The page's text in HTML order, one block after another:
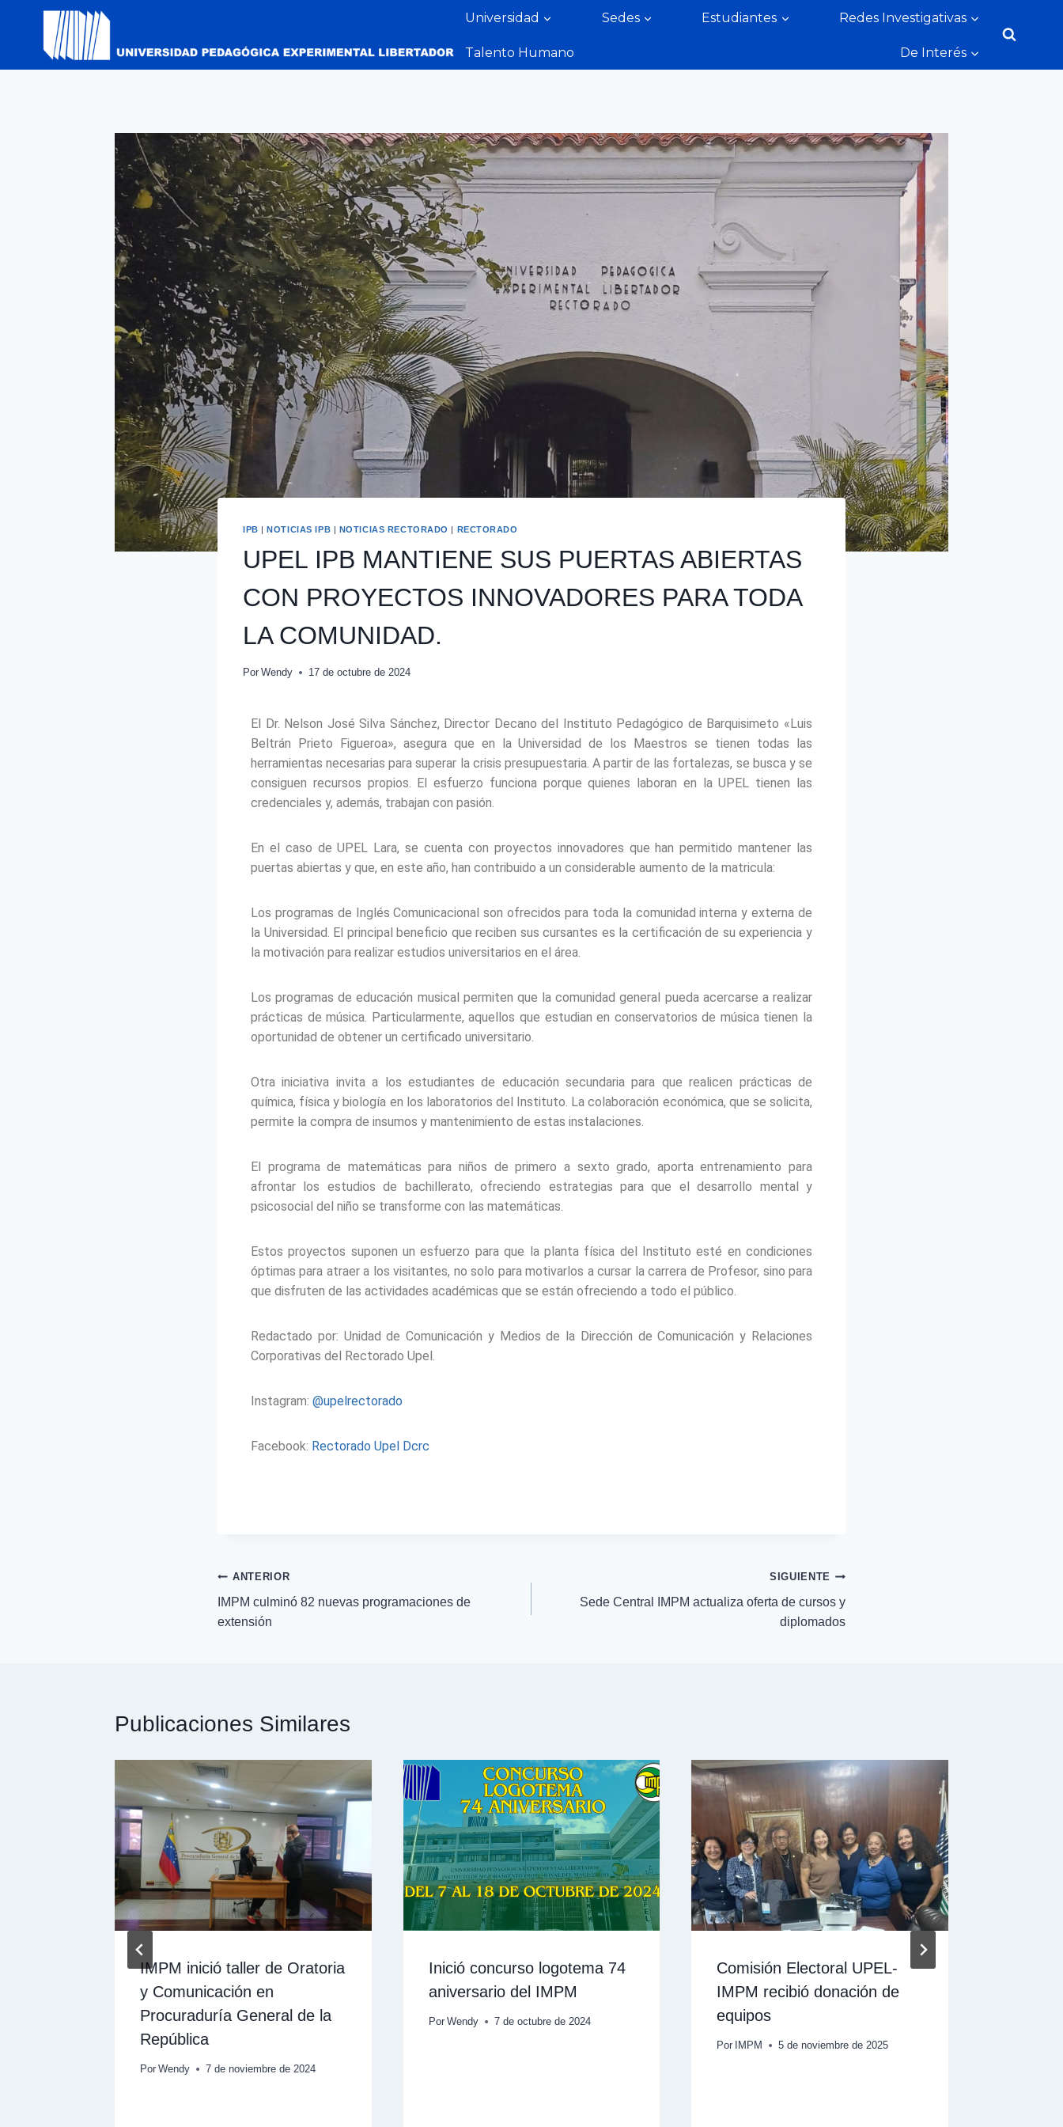
Universidad Sedes Estudiantes Redes Investigativas
Talento Humano De Interés
IPB |NOTICIAS IPB | NOTICIAS RECTORADO | RECTORADO
UPEL IPB MANTIENE SUS PUERTAS ABIERTAS
CON PROYECTOS INNOVADORES PARA TODA
LA COMUNIDAD.
Por Wendy 17 de octubre de 2024
El Dr. Nelson José Silva Sánchez, Director Decano del Instituto Pedagógico de Barquisimeto «Luis
Beltrán Prieto Figueroa», asegura que en la Universidad de los Maestros se tienen todas las
herramientas necesarias para superar la crisis presupuestaria. A partir de las fortalezas, se busca y se
consiguen recursos propios. El esfuerzo funciona porque quienes laboran en la UPEL tienen las
credenciales y, además, trabajan con pasión.
En el caso de UPEL Lara, se cuenta con proyectos innovadores que han permitido mantener las
puertas abiertas y que, en este año, han contribuido a un considerable aumento de la matricula:
Los programas de Inglés Comunicacional son ofrecidos para toda la comunidad interna y externa de
la Universidad. El principal beneficio que reciben sus cursantes es la certificación de su experiencia y
la motivación para realizar estudios universitarios en el área.
Los programas de educación musical permiten que la comunidad general pueda acercarse a realizar
prácticas de música. Particularmente, aquellos que estudian en conservatorios de música tienen la
oportunidad de obtener un certificado universitario.
Otra iniciativa invita a los estudiantes de educación secundaria para que realicen prácticas de
química, física y biología en los laboratorios del Instituto. La colaboración económica, que se solicita,
permite la compra de insumos y mantenimiento de estas instalaciones.
El programa de matemáticas para niños de primero a sexto grado, aporta entrenamiento para
afrontar los estudios de bachillerato, ofreciendo estrategias para que el desarrollo mental y
psicosocial del niño se transforme con las matemáticas.
Estos proyectos suponen un esfuerzo para que la planta física del Instituto esté en condiciones
óptimas para atraer a los visitantes, no solo para motivarlos a cursar la carrera de Profesor, sino para
que disfruten de las actividades académicas que se están ofreciendo a todo el público.
Redactado por: Unidad de Comunicación y Medios de la Dirección de Comunicación y Relaciones
Corporativas del Rectorado Upel.
Instagram: @upelrectorado
Facebook: Rectorado Upel Dcrc
ANTERIOR
IMPM culminó 82 nuevas programaciones de
extensión
SIGUIENTE
Sede Central IMPM actualiza oferta de cursos y
diplomados
Publicaciones Similares
IMPM inició taller de Oratoria
y Comunicación en
Procuraduría General de la
República
Por Wendy 7 de noviembre de 2024
Inició concurso logotema 74
aniversario del IMPM
Por Wendy 7 de octubre de 2024
Comisión Electoral UPEL-
IMPM recibió donación de
equipos
Por IMPM 5 de noviembre de 2025